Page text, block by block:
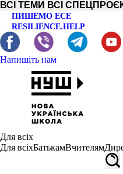
ВСІ ТЕМИ ВСІ
ПИШЕМО ЕСЕ
RESILIENCE.HELP
Напишіть нам
Для всіх
Для всіхБатькамВчителям